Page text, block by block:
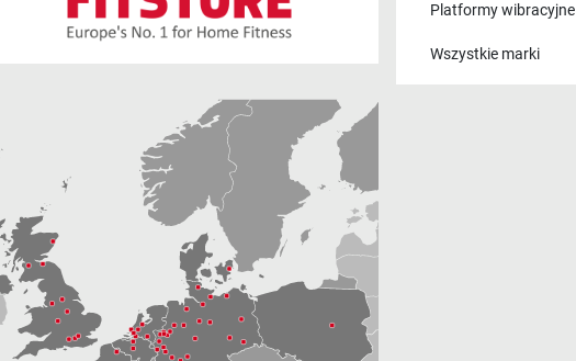
Platformy wibracyjne
Wszystkie marki